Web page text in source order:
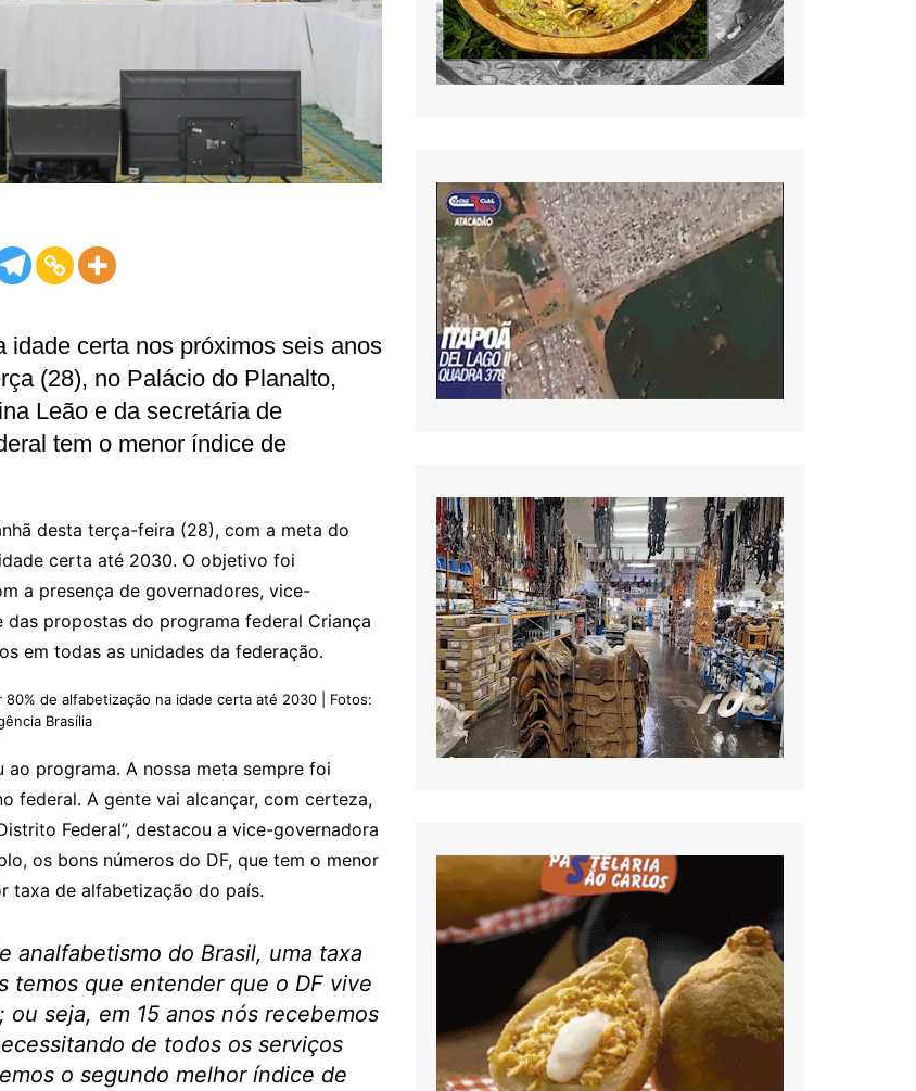
certa nos próximos seis anos
(28), no Palácio do Planalto,
Leão e da secretária de
tem o menor índice de
desta terça-feira (28), com a meta do
certa até 2030. O objetivo foi
a presença de governadores, vice-
propostas do programa federal Criança
em todas as unidades da federação.
de alfabetização na idade certa até 2030 | Fotos:
Brasília
ao programa. A nossa meta sempre foi
federal. A gente vai alcançar, com certeza,
Federal”, destacou a vice-governadora
os bons números do DF, que tem o menor
taxa de alfabetização do país.
analfabetismo do Brasil, uma taxa
temos que entender que o DF vive
seja, em 15 anos nós recebemos
de todos os serviços
o segundo melhor índice de